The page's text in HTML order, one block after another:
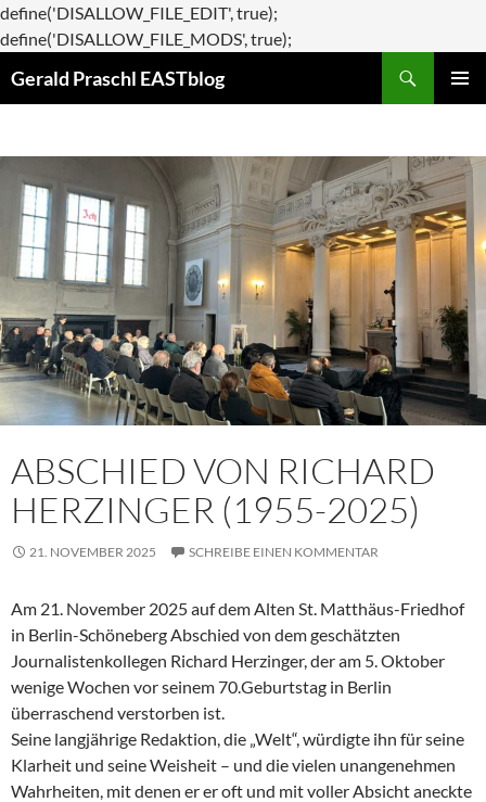
define('DISALLOW_FILE_EDIT', true);
define('DISALLOW_FILE_MODS', true);
Gerald Praschl EASTblog
ABSCHIED VON RICHARD
HERZINGER (1955-2025)
21. NOVEMBER 2025 SCHREIBE EINEN KOMMENTAR
Am 21. November 2025 auf dem Alten St. Matthäus-Friedhof
in Berlin-Schöneberg Abschied von dem geschätzten
Journalistenkollegen Richard Herzinger, der am 5. Oktober
wenige Wochen vor seinem 70.Geburtstag in Berlin
überraschend verstorben ist.
Seine langjährige Redaktion, die „Welt“, würdigte ihn für seine
Klarheit und seine Weisheit – und die vielen unangenehmen
Wahrheiten, mit denen er er oft und mit voller Absicht aneckte